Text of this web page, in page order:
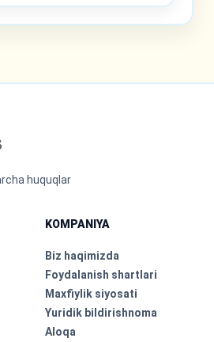
huquqlar
KOMPANIYA
Biz haqimizda
Foydalanish shartlari
Maxfiylik siyosati
Yuridik bildirishnoma
Aloqa